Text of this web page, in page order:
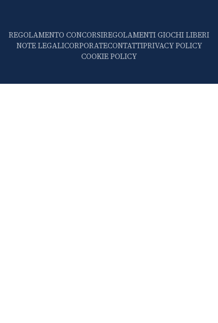
REGOLAMENTO CONCORSIREGOLAMENTI GIOCHI LIBERI
NOTE LEGALICORPORATECONTATTIPRIVACY POLICY
COOKIE POLICY